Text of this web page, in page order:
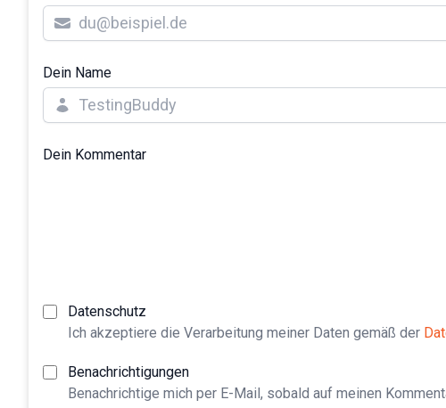
Dein Name
Dein Kommentar
Datenschutz
Ich akzeptiere die Verarbeitung meiner Daten gemäß der
Benachrichtigungen
Benachrichtige mich per E-Mail, sobald auf meinen